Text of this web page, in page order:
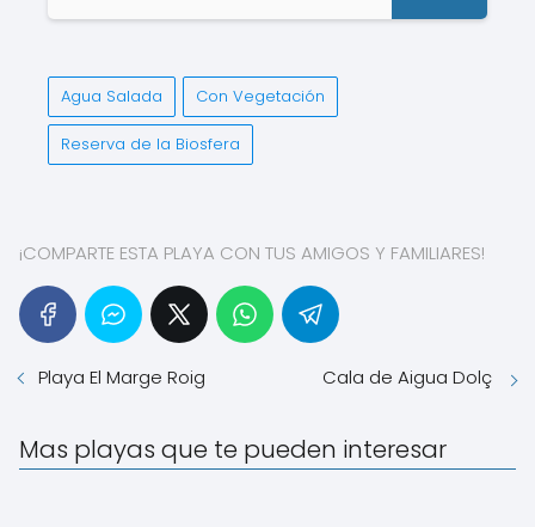
Agua Salada Con Vegetación
Reserva de la Biosfera
¡COMPARTE ESTA PLAYA CON TUS AMIGOS Y FAMILIARES!
Playa El Marge Roig Cala de Aigua Dolç
Mas playas que te pueden interesar